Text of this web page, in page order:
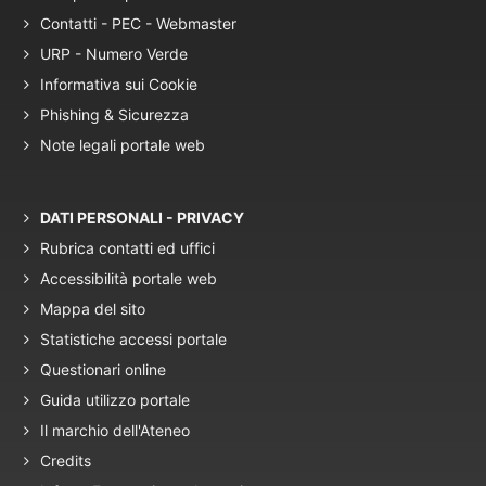
Contatti - PEC - Webmaster
URP - Numero Verde
Informativa sui Cookie
Phishing & Sicurezza
Note legali portale web
DATI PERSONALI - PRIVACY
Rubrica contatti ed uffici
Accessibilità portale web
Mappa del sito
Statistiche accessi portale
Questionari online
Guida utilizzo portale
Il marchio dell'Ateneo
Credits